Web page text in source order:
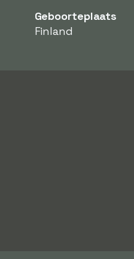
Geboorteplaats
Finland